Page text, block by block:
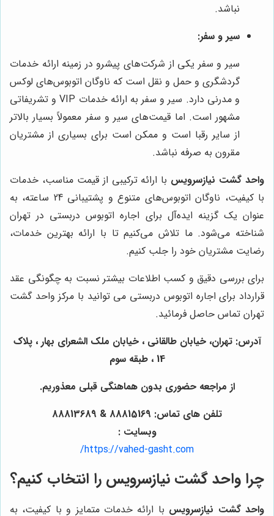
نباشد.
سیر و سفر:
سیر و سفر یکی از شرکت‌های پیشرو در زمینه ارائه خدمات
گردشگری و حمل و نقل است که ناوگان اتوبوس‌های لوکس
و مدرنی دارد. سیر و سفر به ارائه خدمات VIP و تشریفاتی
مشهور است. اما قیمت‌های سیر و سفر معمولاً بسیار بالاتر
از سایر رقبا است و ممکن است برای بسیاری از مشتریان
مقرون به صرفه نباشد.
واحد گشت نیازسرویس با ارائه ترکیبی از قیمت مناسب، خدمات
با کیفیت، ناوگان اتوبوس‌های متنوع و پشتیبانی 24 ساعته، به
عنوان یک گزینه ایده‌آل برای اجاره اتوبوس دربستی در تهران
شناخته می‌شود. ما تلاش می‌کنیم تا با ارائه بهترین خدمات،
رضایت مشتریان خود را جلب کنیم.
برای بررسی دقیق و کسب اطلاعات بیشتر نسبت به چگونگی عقد
قرارداد برای اجاره اتوبوس دربستی می توانید با مرکز واحد گشت
تهران تماس حاصل فرمائید.
آدرس: تهران، خیابان طالقانی ، خیابان ملک الشعرای بهار ، پلاک
14 ، طبقه سوم
از مراجعه حضوری بدون هماهنگی قبلی معذوریم.
تلفن های تماس: 88815169 & 88813689
وبسایت :
https://vahed-gasht.com/
چرا واحد گشت نیازسرویس را انتخاب کنیم؟
واحد گشت نیازسرویس با ارائه خدمات متمایز و با کیفیت، به